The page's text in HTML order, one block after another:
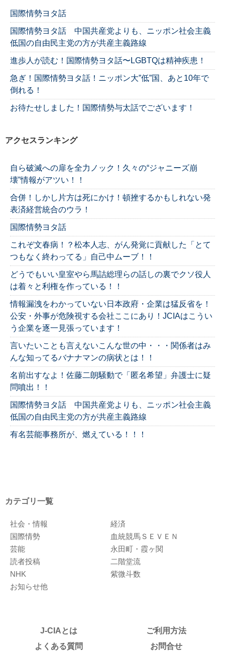
国際情勢ヨタ話
国際情勢ヨタ話 中国共産党よりも、ニッポン社会主義
低国の自由民主党の方が共産主義路線
進歩人が読む！国際情勢ヨタ話〜LGBTQは精神疾患！
急ぎ！国際情勢ヨタ話！ニッポン大”低”国、あと10年で
倒れる！
お待たせしました！国際情勢与太話でございます！
アクセスランキング
自ら破滅への扉を全力ノック！久々の“ジャニーズ崩
壊”情報がアツい！！
合併！しかし片方は死にかけ！頓挫するかもしれない発
表済経営統合のウラ！
国際情勢ヨタ話
これぞ文春病！？松本人志、がん発覚に貢献した「とて
つもなく終わってる」自己中ムーブ！！
どうでもいい皇室やら馬詰総理らの話しの裏でクソ役人
は着々と利権を作っている！！
情報漏洩をわかっていない日本政府・企業は猛反省を！
公安・外事が危険視する会社ここにあり！JCIAはこうい
う企業を逐一見張っています！
言いたいことも言えないこんな世の中・・・関係者はみ
んな知ってるバナナマンの病状とは！！
名前出すなよ！佐藤二朗騒動で「匿名希望」弁護士に疑
問噴出！！
国際情勢ヨタ話 中国共産党よりも、ニッポン社会主義
低国の自由民主党の方が共産主義路線
有名芸能事務所が、燃えている！！！
カテゴリ一覧
社会・情報
経済
国際情勢
血統競馬ＳＥＶＥＮ
芸能
永田町・霞ヶ関
読者投稿
二階堂流
NHK
紫微斗数
お知らせ他
J-CIAとは
ご利用方法
よくある質問
お問合せ